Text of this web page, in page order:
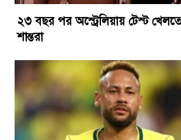
২৩ বছর পর অস্ট্রেলিয়ায় টেস্ট
শান্তরা